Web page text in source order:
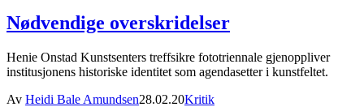
Nødvendige overskridelser
Henie Onstad Kunstsenters treffsikre fototriennale gjenoppliver
institusjonens historiske identitet som agendasetter i kunstfeltet.
Av Heidi Bale Amundsen28.02.20Kritik